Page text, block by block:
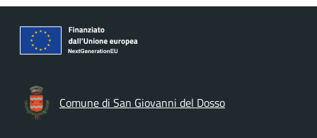
Comune di San Giovanni del Dosso